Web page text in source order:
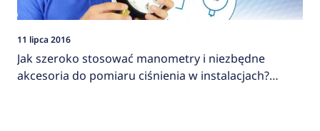
11 lipca 2016
Jak szeroko stosować manometry i niezbędne
akcesoria do pomiaru ciśnienia w instalacjach?